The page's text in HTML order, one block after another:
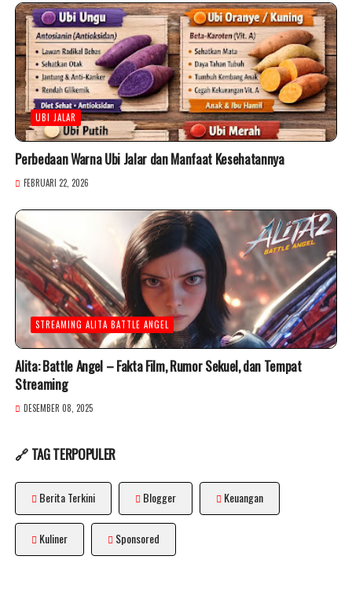
UBI JALAR
Perbedaan Warna Ubi Jalar dan Manfaat Kesehatannya
FEBRUARI 22, 2026
STREAMING ALITA BATTLE ANGEL
Alita: Battle Angel – Fakta Film, Rumor Sekuel, dan Tempat
Streaming
DESEMBER 08, 2025
🔗 TAG TERPOPULER
Berita Terkini Blogger Keuangan
Kuliner Sponsored